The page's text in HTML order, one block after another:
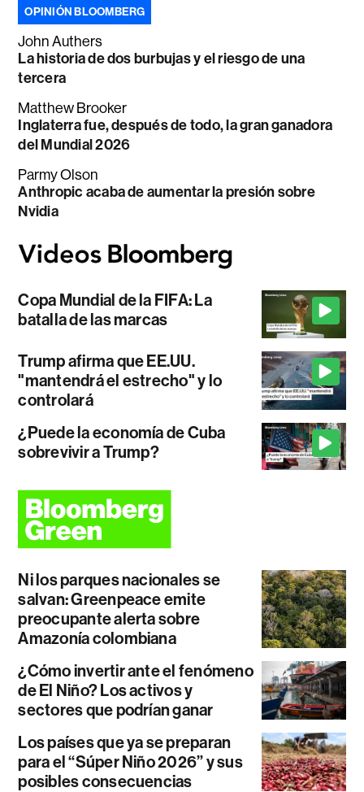
OPINIÓN BLOOMBERG
John Authers
La historia de dos burbujas y el riesgo de una
tercera
Matthew Brooker
Inglaterra fue, después de todo, la gran ganadora
del Mundial 2026
Parmy Olson
Anthropic acaba de aumentar la presión sobre
Nvidia
Copa Mundial de la FIFA: La
batalla de las marcas
Trump afirma que EE.UU.
"mantendrá el estrecho" y lo
controlará
¿Puede la economía de Cuba
sobrevivir a Trump?
Ni los parques nacionales se
salvan: Greenpeace emite
preocupante alerta sobre
Amazonía colombiana
¿Cómo invertir ante el fenómeno
de El Niño? Los activos y
sectores que podrían ganar
Los países que ya se preparan
para el “Súper Niño 2026” y sus
posibles consecuencias